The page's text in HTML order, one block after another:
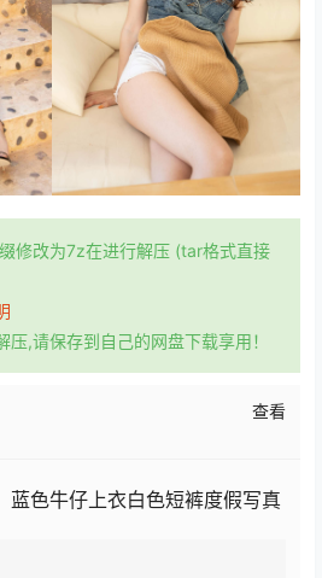
修改为7z在进行解压 (tar格式直接
,请保存到自己的网盘下载享用！
查看
蓝色牛仔上衣白色短裤度假写真